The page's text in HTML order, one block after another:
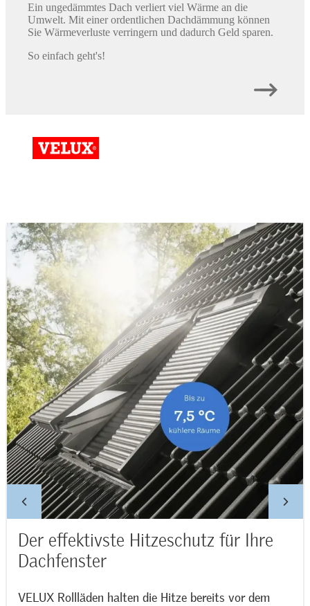
Ein ungedämmtes Dach verliert viel Wärme an die
Umwelt. Mit einer ordentlichen Dachdämmung können
Sie Wärmeverluste verringern und dadurch Geld sparen.
So einfach geht's!
Der effektivste Hitzeschutz für Ihre
Dachfenster
VELUX Rollläden halten die Hitze bereits vor dem